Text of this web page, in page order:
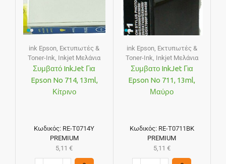
ink Epson, Εκτυπωτές &
Toner-Ink, Inkjet Μελάνια
Συμβατό InkJet Για
Epson No 714, 13ml,
Κίτρινο
Κωδικός: RE-T0714Y
PREMIUM
5,11€
ink Epson, Εκτυπωτές &
Toner-Ink, Inkjet Μελάνια
Συμβατο InkJet Για
Epson No 711, 13ml,
Μαύρο
Κωδικός: RE-T0711BK
PREMIUM
5,11 €